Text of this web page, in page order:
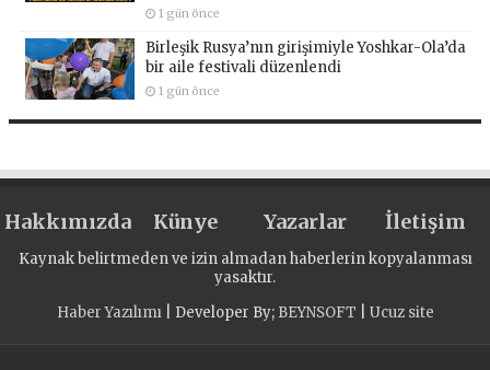
1 gün önce
Birleşik Rusya’nın girişimiyle Yoshkar-Ola’da
bir aile festivali düzenlendi
1 gün önce
Hakkımızda Künye Yazarlar İletişim
Kaynak belirtmeden ve izin almadan haberlerin kopyalanması
yasaktır.
Haber Yazılımı| Developer By; BEYNSOFT Ucuz site